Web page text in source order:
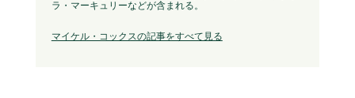
ラ・マーキュリーなどが含まれる。
マイケル・コックスの記事をすべて見る